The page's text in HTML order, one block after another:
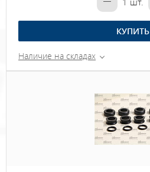
КУПИТЬ
Наличие на складах